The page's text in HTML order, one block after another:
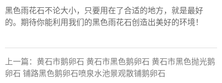
黑色雨花石不论大小，只要用在了合适的地方，就是最好
的。期待你能利用我们的黑色雨花石创造出美好的环境！
上一篇：黄石市鹅卵石 黄石市黑色鹅卵石 黄石市黑色抛光鹅
卵石 铺路黑色鹅卵石喷泉水池景观散铺鹅卵石